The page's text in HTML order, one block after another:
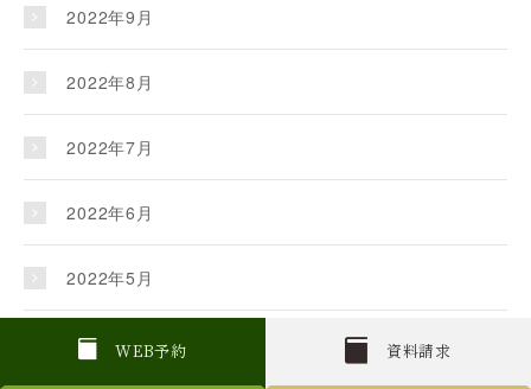
W EB予約 資料請求
2022年9月
2022年8月
2022年7月
2022年6月
2022年5月
2022年4月